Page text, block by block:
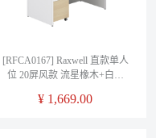
[RFCA0167] Raxwell 直款单人
位 20屏风款 流星橡木+白色
¥ 1,669.00